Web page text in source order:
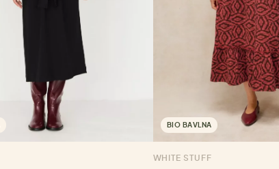
BIO BAVLNA
WHITE STUFF